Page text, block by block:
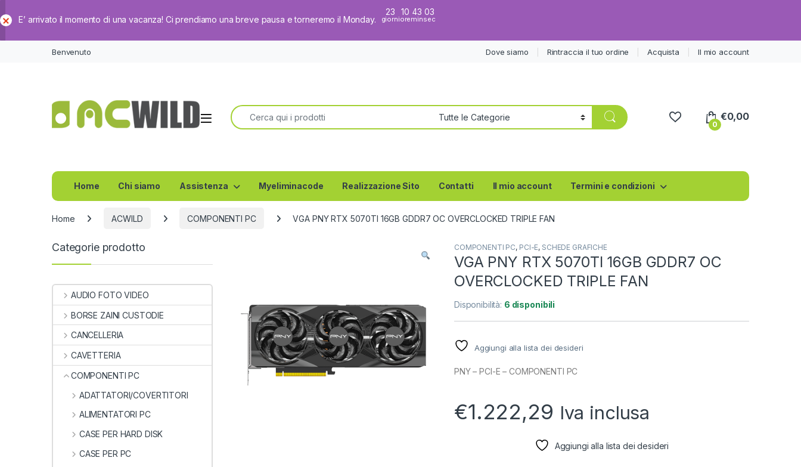
E’ arrivato il momento di una vacanza! Ci prendiamo una breve pausa e torneremo il Monday.
23
giorni
10
ore
43
min
03
sec
Benvenuto Dove siamo Rintraccia il tuo ordine Acquista Il mio account
Ricerca per:
0
€0,00
Home Chi siamo Assistenza Myeliminacode Realizzazione Sito Contatti Il mio account Termini e condizioni
Home ACWILD COMPONENTI PC VGA PNY RTX 5070TI 16GB GDDR7 OC OVERCLOCKED TRIPLE FAN
COMPONENTI PC, PCI-E, SCHEDE GRAFICHE
VGA PNY RTX 5070TI 16GB GDDR7 OC
OVERCLOCKED TRIPLE FAN
Disponibilità: 6 disponibili
Aggiungi alla lista dei desideri
PNY – PCI-E – COMPONENTI PC
€1.222,29 Iva inclusa
Aggiungi alla lista dei desideri
Categorie prodotto
AUDIO FOTO VIDEO
BORSE ZAINI CUSTODIE
CANCELLERIA
CAVETTERIA
COMPONENTI PC
ADATTATORI/COVERTITORI
ALIMENTATORI PC
CASE PER HARD DISK
CASE PER PC